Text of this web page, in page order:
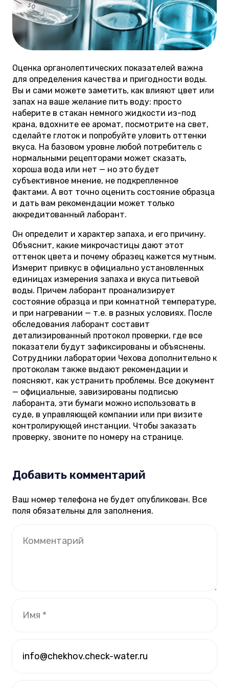
Оценка органолептических показателей важна
для определения качества и пригодности воды.
Вы и сами можете заметить, как влияют цвет или
запах на ваше желание пить воду: просто
наберите в стакан немного жидкости из-под
крана, вдохните ее аромат, посмотрите на свет,
сделайте глоток и попробуйте уловить оттенки
вкуса. На базовом уровне любой потребитель с
нормальными рецепторами может сказать,
хороша вода или нет — но это будет
субъективное мнение, не подкрепленное
фактами. А вот точно оценить состояние образца
и дать вам рекомендации может только
аккредитованный лаборант.
Он определит и характер запаха, и его причину.
Объяснит, какие микрочастицы дают этот
оттенок цвета и почему образец кажется мутным.
Измерит привкус в официально установленных
единицах измерения запаха и вкуса питьевой
воды. Причем лаборант проанализирует
состояние образца и при комнатной температуре,
и при нагревании — т.е. в разных условиях. После
обследования лаборант составит
детализированный протокол проверки, где все
показатели будут зафиксированы и объяснены.
Сотрудники лаборатории Чехова дополнительно к
протоколам также выдают рекомендации и
поясняют, как устранить проблемы. Все документ
— официальные, завизированы подписью
лаборанта, эти бумаги можно использовать в
суде, в управляющей компании или при визите
контролирующей инстанции. Чтобы заказать
проверку, звоните по номеру на странице.
Добавить комментарий
Ваш номер телефона не будет опубликован. Все
поля обязательны для заполнения.